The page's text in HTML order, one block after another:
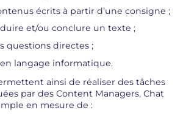
écrits à partir d’une consigne ;
et/ou conclure un texte ;
questions directes ;
langage informatique.
ainsi de réaliser des tâches
par des Content Managers, Chat
en mesure de :